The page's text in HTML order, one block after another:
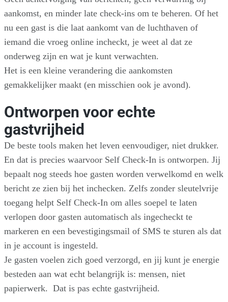
aankomst, en minder late check-ins om te beheren. Of het
nu een gast is die laat aankomt van de luchthaven of
iemand die vroeg online incheckt, je weet al dat ze
onderweg zijn en wat je kunt verwachten.
Het is een kleine verandering die aankomsten
gemakkelijker maakt (en misschien ook je avond).
Ontworpen voor echte
gastvrijheid
De beste tools maken het leven eenvoudiger, niet drukker.
En dat is precies waarvoor Self Check-In is ontworpen. Jij
bepaalt nog steeds hoe gasten worden verwelkomd en welk
bericht ze zien bij het inchecken. Zelfs zonder sleutelvrije
toegang helpt Self Check-In om alles soepel te laten
verlopen door gasten automatisch als ingecheckt te
markeren en een bevestigingsmail of SMS te sturen als dat
in je account is ingesteld.
Je gasten voelen zich goed verzorgd, en jij kunt je energie
besteden aan wat echt belangrijk is: mensen, niet
papierwerk. Dat is pas echte gastvrijheid.